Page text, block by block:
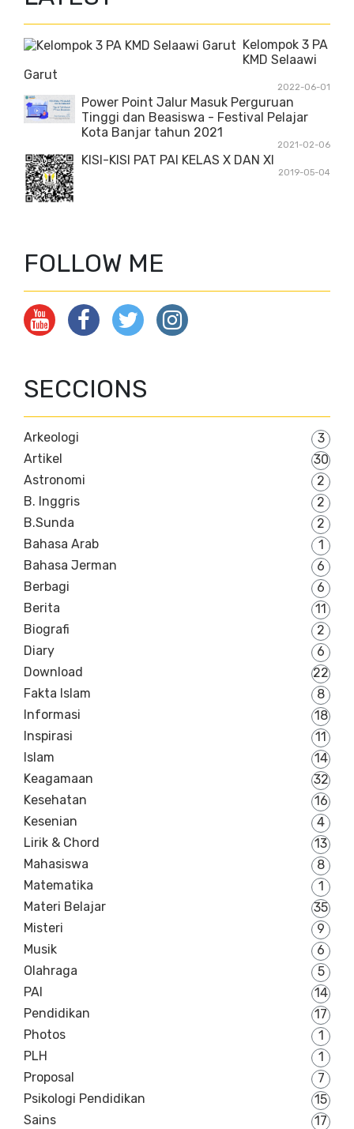
Kelompok 3 PA
KMD Selaawi
Garut
2022-06-01
Power Point Jalur Masuk Perguruan
Tinggi dan Beasiswa - Festival Pelajar
Kota Banjar tahun 2021
2021-02-06
KISI-KISI PAT PAI KELAS X DAN XI
2019-05-04
FOLLOW ME
SECCIONS
Arkeologi
3
Artikel
30
Astronomi
2
B. Inggris
2
B.Sunda
2
Bahasa Arab
1
Bahasa Jerman
6
Berbagi
6
Berita
11
Biografi
2
Diary
6
Download
22
Fakta Islam
8
Informasi
18
Inspirasi
11
Islam
14
Keagamaan
32
Kesehatan
16
Kesenian
4
Lirik & Chord
13
Mahasiswa
8
Matematika
1
Materi Belajar
35
Misteri
9
Musik
6
Olahraga
5
PAI
14
Pendidikan
17
Photos
1
PLH
1
Proposal
7
Psikologi Pendidikan
15
Sains
17